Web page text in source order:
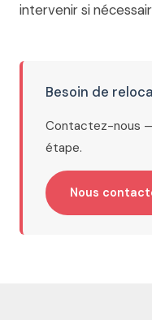
intervenir si
Besoin de
Contactez-nous —
étape.
Nous